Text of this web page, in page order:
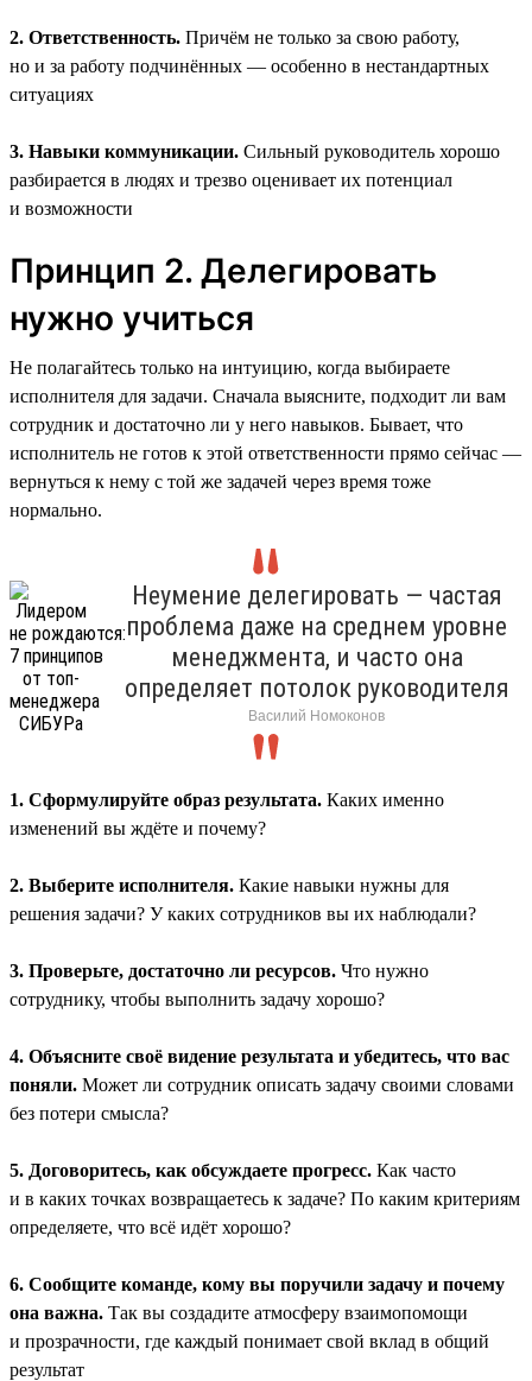
2. Ответственность. Причём не только за свою работу,
но и за работу подчинённых — особенно в нестандартных
ситуациях
3. Навыки коммуникации. Сильный руководитель хорошо
разбирается в людях и трезво оценивает их потенциал
и возможности
Принцип 2. Делегировать
нужно учиться
Не полагайтесь только на интуицию, когда выбираете
исполнителя для задачи. Сначала выясните, подходит ли вам
сотрудник и достаточно ли у него навыков. Бывает, что
исполнитель не готов к этой ответственности прямо сейчас —
вернуться к нему с той же задачей через время тоже
нормально.
Неумение делегировать — частая
проблема даже на среднем уровне
менеджмента, и часто она
определяет потолок руководителя
Василий Номоконов
1. Сформулируйте образ результата. Каких именно
изменений вы ждёте и почему?
2. Выберите исполнителя. Какие навыки нужны для
решения задачи? У каких сотрудников вы их наблюдали?
3. Проверьте, достаточно ли ресурсов. Что нужно
сотруднику, чтобы выполнить задачу хорошо?
4. Объясните своё видение результата и убедитесь, что вас
поняли. Может ли сотрудник описать задачу своими словами
без потери смысла?
5. Договоритесь, как обсуждаете прогресс. Как часто
и в каких точках возвращаетесь к задаче? По каким критериям
определяете, что всё идёт хорошо?
6. Сообщите команде, кому вы поручили задачу и почему
она важна. Так вы создадите атмосферу взаимопомощи
и прозрачности, где каждый понимает свой вклад в общий
результат